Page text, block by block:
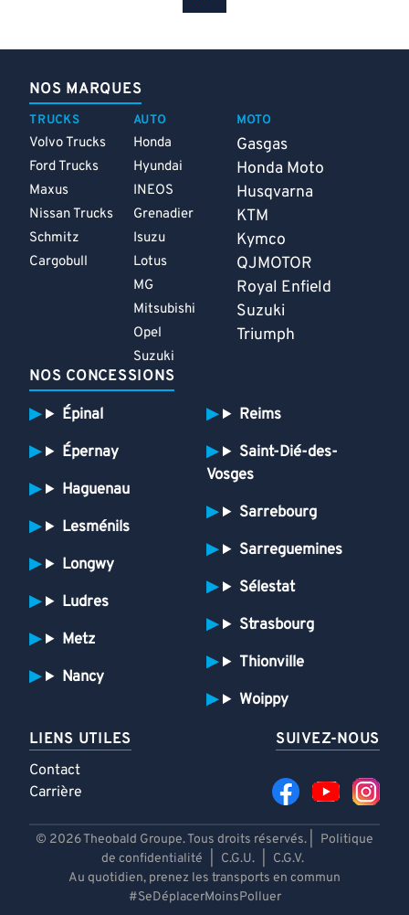
NOS MARQUES
TRUCKS
Volvo Trucks
Ford Trucks
Maxus
Nissan Trucks
Schmitz
Cargobull
AUTO
Honda
Hyundai
INEOS
Grenadier
Isuzu
Lotus
MG
Mitsubishi
Opel
Suzuki
MOTO
Gasgas
Honda Moto
Husqvarna
KTM
Kymco
QJMOTOR
Royal Enfield
Suzuki
Triumph
NOS CONCESSIONS
Épinal
Épernay
Haguenau
Lesménils
Longwy
Ludres
Metz
Nancy
Reims
Saint-Dié-des-
Vosges
Sarrebourg
Sarreguemines
Sélestat
Strasbourg
Thionville
Woippy
LIENS UTILES
Contact
Carrière
SUIVEZ-NOUS
© 2026 Theobald Groupe. Tous droits réservés. |
Politique
de confidentialité
C.G.U.
C.G.V.
Au quotidien, prenez les transports en commun
#SeDéplacerMoinsPolluer